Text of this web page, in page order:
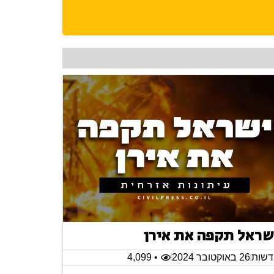
תקפה את אירן
26 באוקטובר 2024 • 4,099